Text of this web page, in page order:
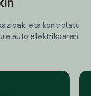
eta kontrolatu
auto elektrikoaren